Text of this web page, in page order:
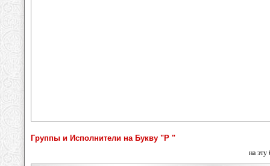
Группы и Исполнители на Букву "Р "
на эту